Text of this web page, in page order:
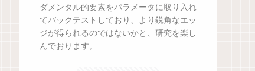
ダメンタル的要素をパラメータに取り入れ
てバックテストしており、より鋭角なエッ
ジが得られるのではないかと、研究を楽し
んでおります。